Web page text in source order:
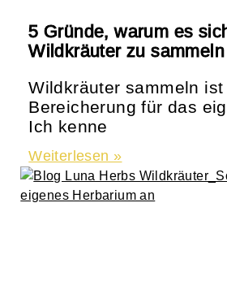
5 Gründe, warum es
Wildkräuter zu sammeln
Wildkräuter sammeln
Bereicherung für das
Ich kenne
Weiterlesen »